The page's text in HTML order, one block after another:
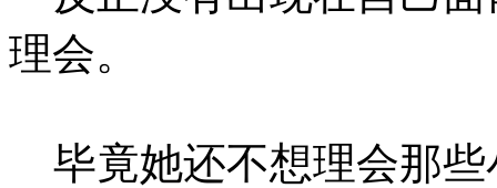
理会。
毕竟她还不想理会那些